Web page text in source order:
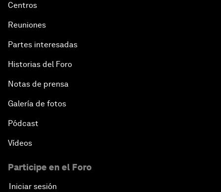
Centros
Reuniones
Partes interesadas
Historias del Foro
Notas de prensa
Galería de fotos
Pódcast
Vídeos
Participe en el Foro
Iniciar sesión